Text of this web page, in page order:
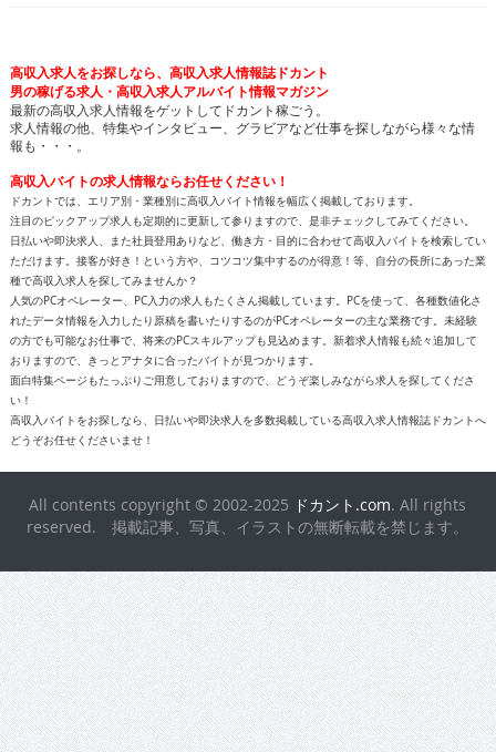
高収入求人をお探しなら、高収入求人情報誌ドカント
男の稼げる求人・高収入求人アルバイト情報マガジン
最新の高収入求人情報をゲットしてドカント稼ごう。
求人情報の他、特集やインタビュー、グラビアなど仕事を探しながら様々な情
報も・・・。
高収入バイトの求人情報ならお任せください！
ドカントでは、エリア別・業種別に高収入バイト情報を幅広く掲載しております。
注目のピックアップ求人も定期的に更新して参りますので、是非チェックしてみてください。
日払いや即決求人、また社員登用ありなど、働き方・目的に合わせて高収入バイトを検索してい
ただけます。接客が好き！という方や、コツコツ集中するのが得意！等、自分の長所にあった業
種で高収入求人を探してみませんか？
人気のPCオペレーター、PC入力の求人もたくさん掲載しています。PCを使って、各種数値化さ
れたデータ情報を入力したり原稿を書いたりするのがPCオペレーターの主な業務です。未経験
の方でも可能なお仕事で、将来のPCスキルアップも見込めます。新着求人情報も続々追加して
おりますので、きっとアナタに合ったバイトが見つかります。
面白特集ページもたっぷりご用意しておりますので、どうぞ楽しみながら求人を探してくださ
い！
高収入バイトをお探しなら、日払いや即決求人を多数掲載している高収入求人情報誌ドカントへ
どうぞお任せくださいませ！
All contents copyright © 2002-2025 ドカント.com. All rights
reserved. 掲載記事、写真、イラストの無断転載を禁じます。